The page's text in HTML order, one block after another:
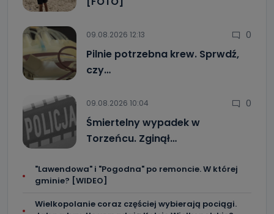
09.08.2026 12:13 0
Pilnie potrzebna krew. Sprwdź,
czy…
09.08.2026 10:04 0
Śmiertelny wypadek w
Torzeńcu. Zginął…
"Lawendowa" i "Pogodna" po remoncie. W której
gminie? [WIDEO]
Wielkopolanie coraz częściej wybierają pociągi.